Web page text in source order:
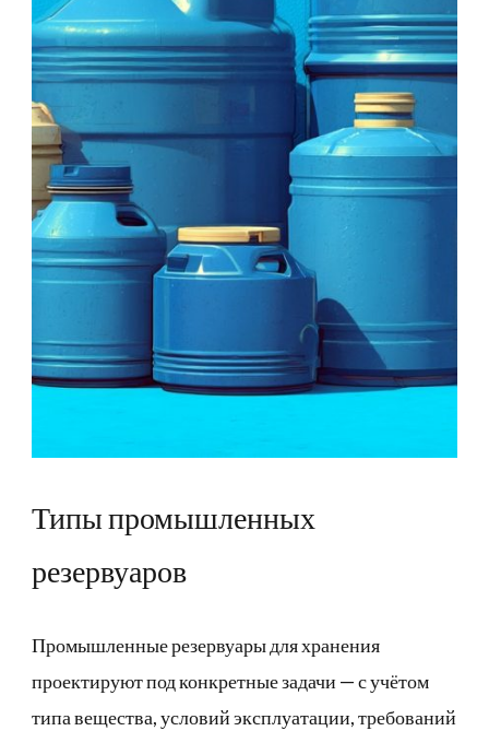
Типы промышленных
резервуаров
Промышленные резервуары для хранения
проектируют под конкретные задачи — с учётом
типа вещества, условий эксплуатации, требований